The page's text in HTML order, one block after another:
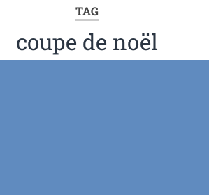
TAG
coupe de noël